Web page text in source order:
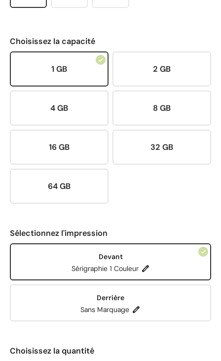
Choisissez la capacité
1 GB 2 GB
4 GB 8 GB
16 GB 32 GB
64 GB
Sélectionnez l'impression
Devant
Sérigraphie 1 Couleur
Derrière
Sans Marquage
Choisissez la quantité